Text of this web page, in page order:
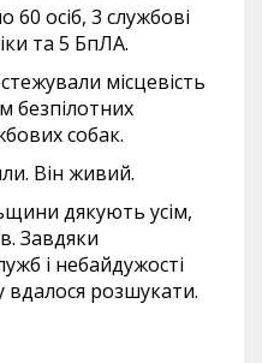
60 осіб, 3 службові
та 5 БпЛА.
місцевість
безпілотних
собак.
Він живий.
дякують усім,
Завдяки
і небайдужості
вдалося розшукати.